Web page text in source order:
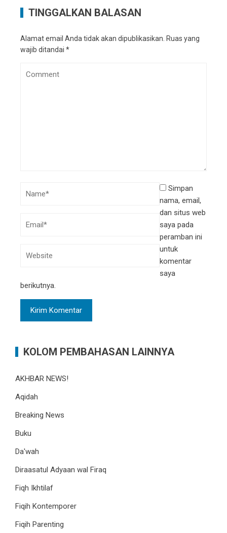
TINGGALKAN BALASAN
Alamat email Anda tidak akan dipublikasikan. Ruas yang
wajib ditandai *
Simpan
nama, email,
dan situs web
saya pada
peramban ini
untuk
komentar
saya
berikutnya.
KOLOM PEMBAHASAN LAINNYA
AKHBAR NEWS!
Aqidah
Breaking News
Buku
Da'wah
Diraasatul Adyaan wal Firaq
Fiqh Ikhtilaf
Fiqih Kontemporer
Fiqih Parenting